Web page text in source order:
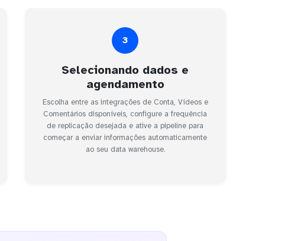
3
Selecionando dados e
agendamento
Escolha entre as integrações de Conta, Vídeos e
Comentários disponíveis, configure a frequência
de replicação desejada e ative a pipeline para
começar a enviar informações automaticamente
ao seu data warehouse.